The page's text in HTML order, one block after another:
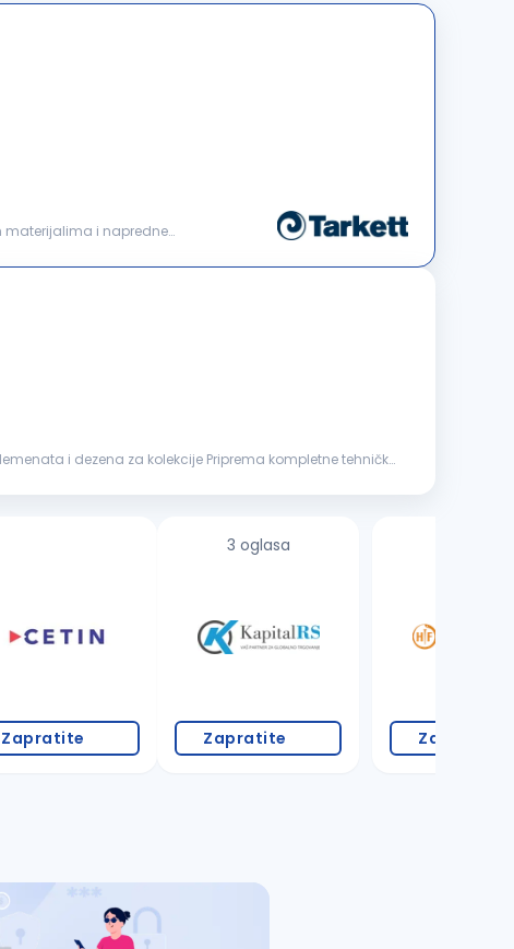
materijalima i napredne
i dezena za kolekcije Priprema kompletne tehničke
Zapratite
3 oglasa
Zapratite Zapratite